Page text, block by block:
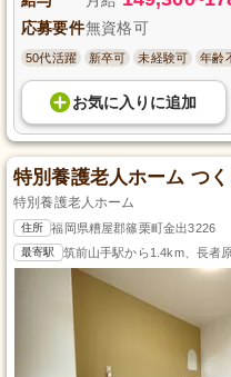
応募要件無資格可
50代活躍 新卒可 未経験可 年齢
お気に入り に追加
特別養護老人ホーム つ
特別養護老人ホーム
住所 福岡県糟屋郡篠栗町金出3226
最寄駅 筑前山手駅から1.4km、長者